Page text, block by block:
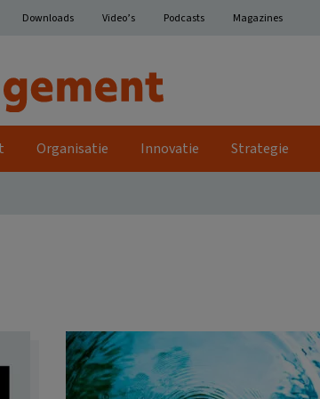
Downloads Video’s Podcasts Magazines
Organisatie Innovatie Strategie